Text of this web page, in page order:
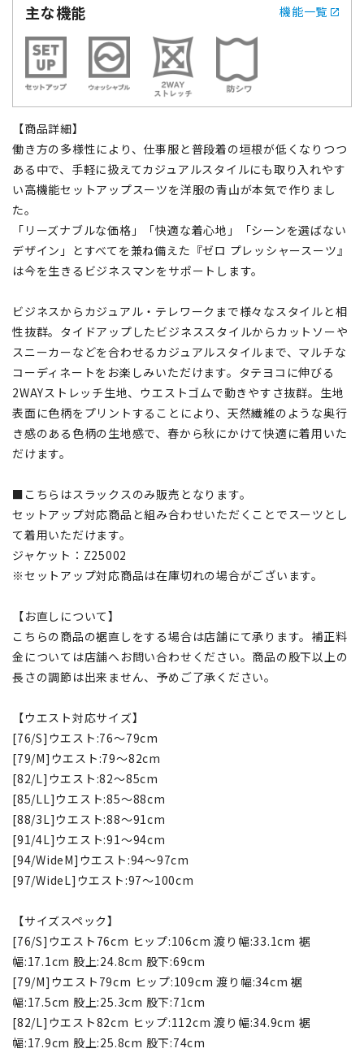
主な機能 機能一覧
【商品詳細】
働き方の多様性により、仕事服と普段着の垣根が低くなりつつ
ある中で、手軽に扱えてカジュアルスタイルにも取り入れやす
い高機能セットアップスーツを洋服の青山が本気で作りまし
た。
「リーズナブルな価格」「快適な着心地」「シーンを選ばない
デザイン」とすべてを兼ね備えた『ゼロ プレッシャースーツ』
は今を生きるビジネスマンをサポートします。
ビジネスからカジュアル・テレワークまで様々なスタイルと相
性抜群。タイドアップしたビジネススタイルからカットソーや
スニーカーなどを合わせるカジュアルスタイルまで、マルチな
コーディネートをお楽しみいただけます。タテヨコに伸びる
2WAYストレッチ生地、ウエストゴムで動きやすさ抜群。生地
表面に色柄をプリントすることにより、天然繊維のような奥行
き感のある色柄の生地感で、春から秋にかけて快適に着用いた
だけます。
■こちらはスラックスのみ販売となります。
セットアップ対応商品と組み合わせいただくことでスーツとし
て着用いただけます。
ジャケット：Z25002
※セットアップ対応商品は在庫切れの場合がございます。
【お直しについて】
こちらの商品の裾直しをする場合は店舗にて承ります。補正料
金については店舗へお問い合わせください。商品の股下以上の
長さの調節は出来ません、予めご了承ください。
【ウエスト対応サイズ】
[76/S]ウエスト:76～79cm
[79/M]ウエスト:79～82cm
[82/L]ウエスト:82～85cm
[85/LL]ウエスト:85～88cm
[88/3L]ウエスト:88～91cm
[91/4L]ウエスト:91～94cm
[94/WideM]ウエスト:94～97cm
[97/WideL]ウエスト:97～100cm
【サイズスペック】
[76/S]ウエスト76cm ヒップ:106cm 渡り幅:33.1cm 裾
幅:17.1cm 股上:24.8cm 股下:69cm
[79/M]ウエスト79cm ヒップ:109cm 渡り幅:34cm 裾
幅:17.5cm 股上:25.3cm 股下:71cm
[82/L]ウエスト82cm ヒップ:112cm 渡り幅:34.9cm 裾
幅:17.9cm 股上:25.8cm 股下:74cm